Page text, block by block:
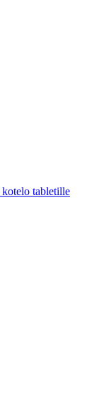
tabletille